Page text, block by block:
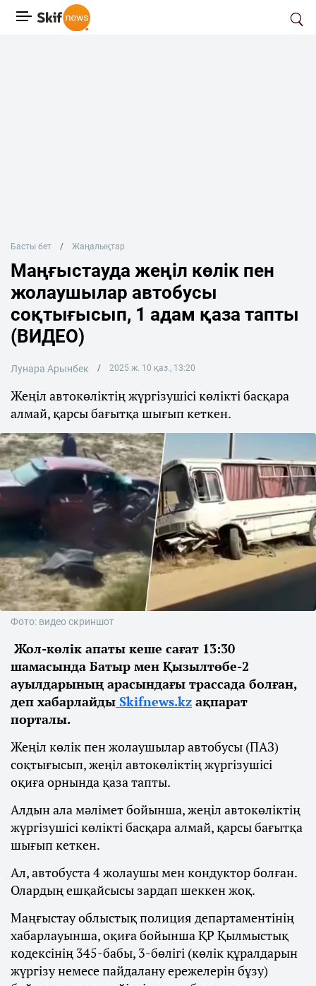
Басты бет Жаңалықтар
Маңғыстауда жеңіл көлік пен
жолаушылар автобусы
соқтығысып, 1 адам қаза тапты
(ВИДЕО)
Лунара Арынбек 2025 ж. 10 қаз., 13:20
Жеңіл автокөліктің жүргізушісі көлікті басқара
алмай, қарсы бағытқа шығып кеткен.
Фото: видео скриншот
Жол-көлік апаты кеше сағат 13:30
шамасында Батыр мен Қызылтөбе-2
ауылдарының арасындағы трассада болған,
деп хабарлайды Skifnews.kz ақпарат
порталы.
Жеңіл көлік пен жолаушылар автобусы (ПАЗ)
соқтығысып, жеңіл автокөліктің жүргізушісі
оқиға орнында қаза тапты.
Алдын ала мәлімет бойынша, жеңіл автокөліктің
жүргізушісі көлікті басқара алмай, қарсы бағытқа
шығып кеткен.
Ал, автобуста 4 жолаушы мен кондуктор болған.
Олардың ешқайсысы зардап шеккен жоқ.
Маңғыстау облыстық полиция департаментінің
хабарлауынша, оқиға бойынша ҚР Қылмыстық
кодексінің 345-бабы, 3-бөлігі (көлік құралдарын
жүргізу немесе пайдалану ережелерін бұзу)